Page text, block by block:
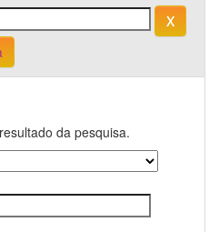
da pesquisa.